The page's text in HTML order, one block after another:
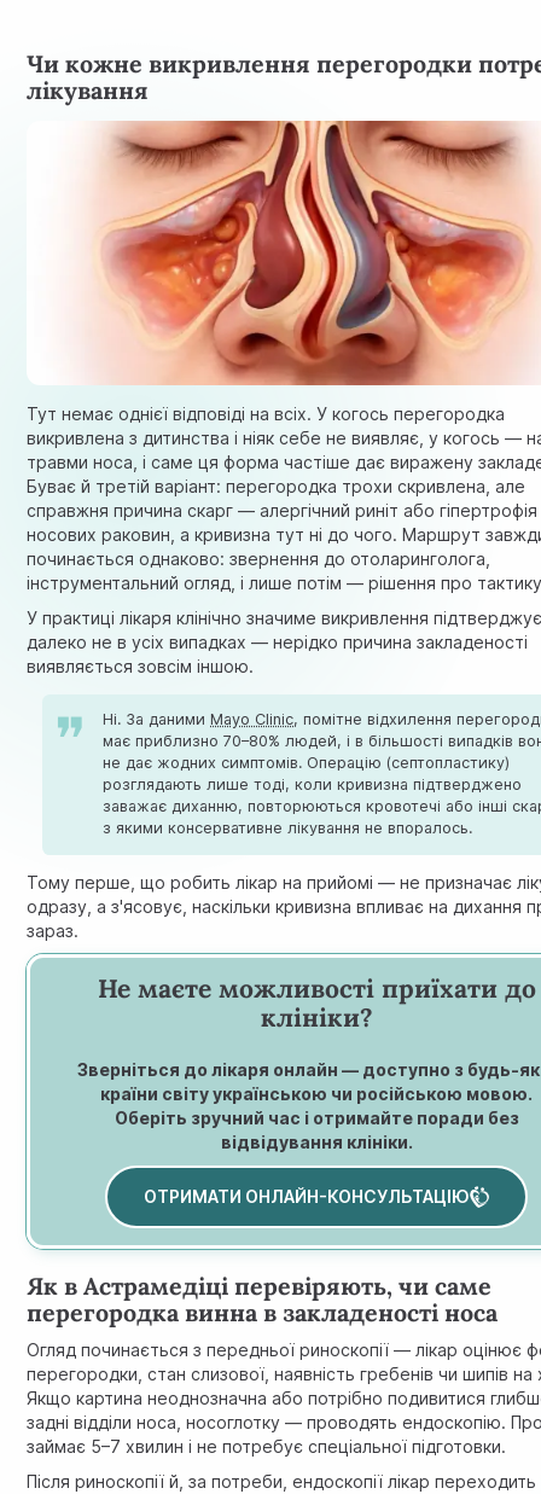
Чи кожне викривлення перегородки
лікування
Тут немає однієї відповіді на всіх. У когось перегородка
викривлена з дитинства і ніяк себе не виявляє, у когось —
травми носа, і саме ця форма частіше дає виражену
Буває й третій варіант: перегородка трохи скривлена, але
справжня причина скарг — алергічний риніт або гіпертрофія
носових раковин, а кривизна тут ні до чого. Маршрут
починається однаково: звернення до отоларинголога,
інструментальний огляд, і лише потім — рішення про
У практиці лікаря клінічно значиме викривлення
далеко не в усіх випадках — нерідко причина закладеності
виявляється зовсім іншою.
Ні. За данимиMayo Clinic, помітне відхилення
має приблизно 70–80% людей, і в більшості випадків
не дає жодних симптомів. Операцію (септопластику)
розглядають лише тоді, коли кривизна підтверджено
заважає диханню, повторюються кровотечі або інші
з якими консервативне лікування не впоралось.
Тому перше, що робить лікар на прийомі — не призначає
одразу, а з'ясовує, наскільки кривизна впливає на дихання
зараз.
Не маєте можливості приїхати до
клініки?
Зверніться до лікаря онлайн — доступно з будь-
країни світу українською чи російською мовою.
Оберіть зручний час і отримайте поради без
відвідування клініки.
ОТРИМАТИ ОНЛАЙН-КОНСУЛЬТАЦІЮ
Як в Астрамедіці перевіряють, чи саме
перегородка винна в закладеності носа
Огляд починається з передньої риноскопії — лікар оцінює
перегородки, стан слизової, наявність гребенів чи шипів на
Якщо картина неоднозначна або потрібно подивитися
задні відділи носа, носоглотку — проводять ендоскопію.
займає 5–7 хвилин і не потребує спеціальної підготовки.
Після риноскопії й, за потреби, ендоскопії лікар переходить